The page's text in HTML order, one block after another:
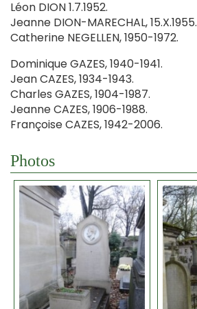
Léon DION 1.7.1952.
Jeanne DION-MARECHAL, 15.X.1955.
Catherine NEGELLEN, 1950-1972.
Dominique GAZES, 1940-1941.
Jean CAZES, 1934-1943.
Charles GAZES, 1904-1987.
Jeanne CAZES, 1906-1988.
Françoise CAZES, 1942-2006.
Photos